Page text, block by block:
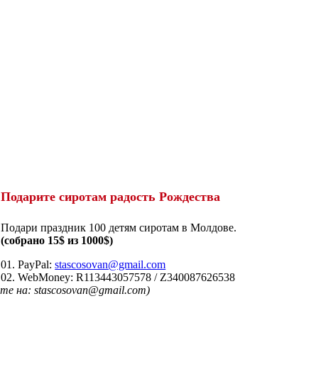
Подарите сиротам радость Рождества
Подари праздник 100 детям сиротам в Молдове.
(собрано 15$ из 1000$)
01. PayPal:stascosovan@gmail.com
02. WebMoney:R113443057578 / Z340087626538
на: stascosovan@gmail.com)